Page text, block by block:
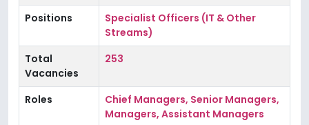
Positions
Specialist Officers (IT & Other
Streams)
Total
Vacancies
253
Roles
Chief Managers, Senior Managers,
Managers, Assistant Managers